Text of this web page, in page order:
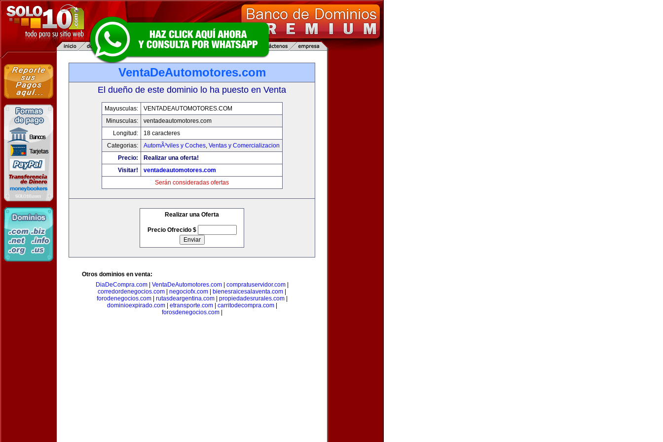
VentaDeAutomotores.com
El dueño de este dominio lo ha puesto en Venta
Mayusculas:
VENTADEAUTOMOTORES.COM
Minusculas:
ventadeautomotores.com
Longitud:
18 caracteres
Categorias:
AutomÃ³viles y Coches, Ventas y Comercializacion
Precio:
Realizar una oferta!
Visitar!
ventadeautomotores.com
Serán consideradas ofertas
Realizar una Oferta
Precio Ofrecido $
Otros dominios en venta:
DiaDeCompra.com| VentaDeAutomotores.com| compratuservidor.com|
corredordenegocios.com
negociofx.com bienesraicesalaventa.com
forodenegocios.com| rutasdeargentina.com| propiedadesrurales.com|
dominioexpirado.com| etransporte.com| carritodecompra.com|
forosdenegocios.com|